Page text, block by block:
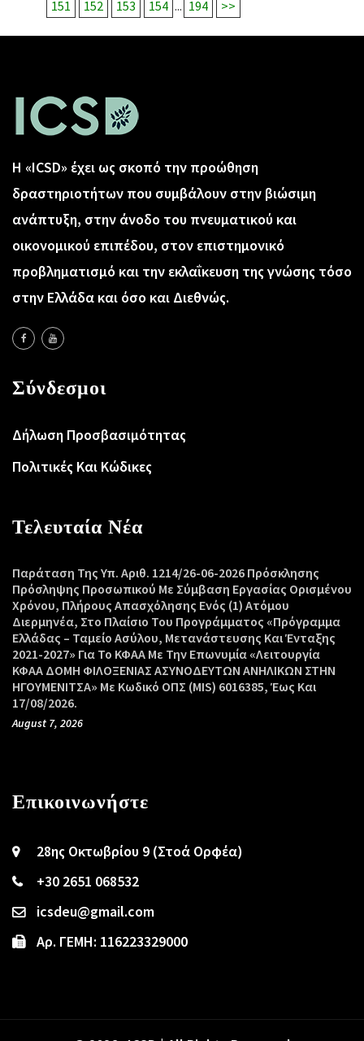
151
152 153 154 ... 194 >>
Η «ICSD» έχει ως σκοπό την προώθηση
δραστηριοτήτων που συμβάλουν στην βιώσιμη
ανάπτυξη, στην άνοδο του πνευματικού και
οικονομικού επιπέδου, στον επιστημονικό
προβληματισμό και την εκλαΐκευση της γνώσης τόσο
στην Ελλάδα και όσο και Διεθνώς.
Σύνδεσμοι
Δήλωση Προσβασιμότητας
Πολιτικές Και Κώδικες
Τελευταία Νέα
Παράταση Της Υπ. Αριθ. 1214/26-06-2026 Πρόσκλησης
Πρόσληψης Προσωπικού Με Σύμβαση Εργασίας Ορισμένου
Χρόνου, Πλήρους Απασχόλησης Ενός (1) Ατόμου
Διερμηνέα, Στο Πλαίσιο Του Προγράμματος «Πρόγραμμα
Ελλάδας – Ταμείο Ασύλου, Μετανάστευσης Και Ένταξης
2021-2027» Για Το ΚΦΑΑ Με Την Επωνυμία «Λειτουργία
ΚΦΑΑ ΔΟΜΗ ΦΙΛΟΞΕΝΙΑΣ ΑΣΥΝΟΔΕΥΤΩΝ ΑΝΗΛΙΚΩΝ ΣΤΗΝ
ΗΓΟΥΜΕΝΙΤΣΑ» Με Κωδικό ΟΠΣ (MIS) 6016385, Έως Και
17/08/2026.
August 7, 2026
Επικοινωνήστε
28ης Οκτωβρίου 9 (Στοά Ορφέα)
+30 2651 068532
icsdeu@gmail.com
Αρ. ΓΕΜΗ: 116223329000